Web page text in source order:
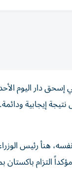
إسحق ​دار ⁠اليوم
إيجابية ودائمة.
هنأ رئيس
التزام